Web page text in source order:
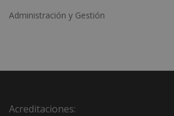
Administración y Gestión
Acreditaciones: